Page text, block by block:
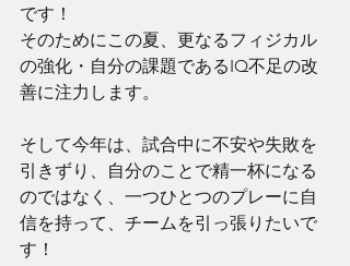
です！
そのためにこの夏、更なるフィジカル
の強化・自分の課題であるIQ不足の改
善に注力します。
そして今年は、試合中に不安や失敗を
引きずり、自分のことで精一杯になる
のではなく、一つひとつのプレーに自
信を持って、チームを引っ張りたいで
す！